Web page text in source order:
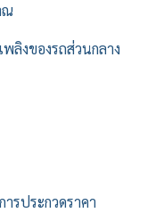
ณ
ลิงของรถส่วนกลาง
รประกวดราคา